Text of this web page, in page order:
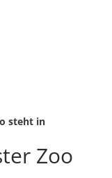
steht in
Zoo